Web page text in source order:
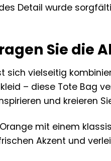
Detail wurde
Sie die
vielseitig
– diese Tote Bag
und kreieren
mit einem
Akzent und